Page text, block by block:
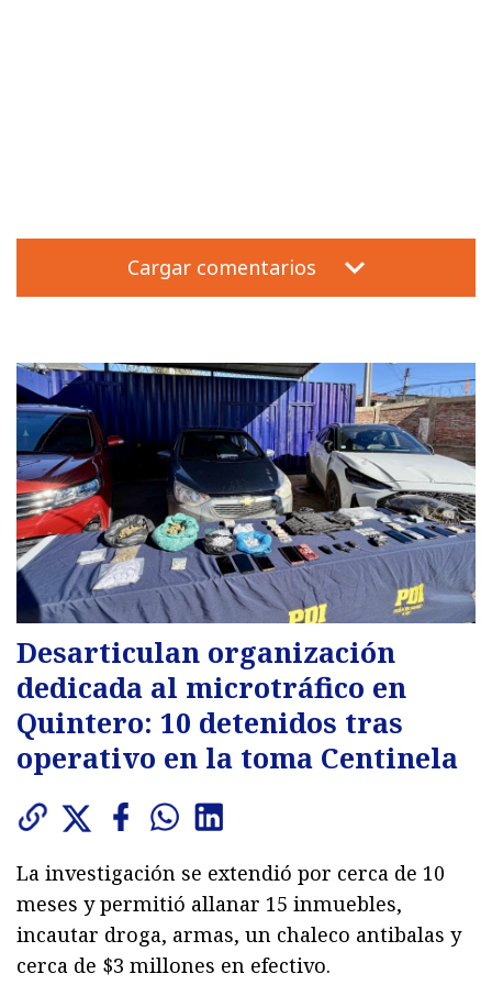
Cargar comentarios
Desarticulan organización
dedicada al microtráfico en
Quintero: 10 detenidos tras
operativo en la toma Centinela
La investigación se extendió por cerca de 10
meses y permitió allanar 15 inmuebles,
incautar droga, armas, un chaleco antibalas y
cerca de $3 millones en efectivo.